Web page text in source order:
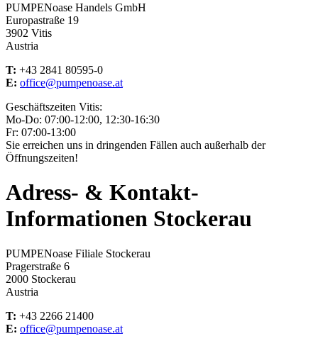
PUMPENoase Handels GmbH
Europastraße 19
3902 Vitis
Austria
T: +43 2841 80595-0
E: office@pumpenoase.at
Geschäftszeiten Vitis:
Mo-Do: 07:00-12:00, 12:30-16:30
Fr: 07:00-13:00
Sie erreichen uns in dringenden Fällen auch außerhalb der
Öffnungszeiten!
Adress- & Kontakt-
Informationen Stockerau
PUMPENoase Filiale Stockerau
Pragerstraße 6
2000 Stockerau
Austria
T: +43 2266 21400
E: office@pumpenoase.at